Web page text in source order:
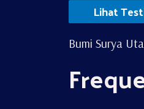
Lihat
Bumi Surya